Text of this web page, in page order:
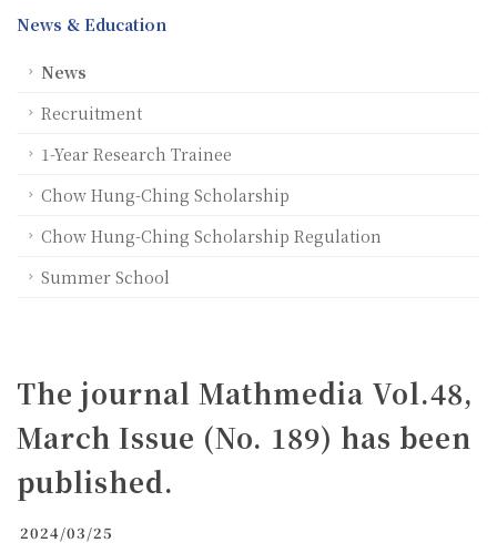
News & Education
News
Recruitment
1-Year Research Trainee
Chow Hung-Ching Scholarship
Chow Hung-Ching Scholarship Regulation
Summer School
The journal Mathmedia Vol.48,
March Issue (No. 189) has been
published.
2024/03/25